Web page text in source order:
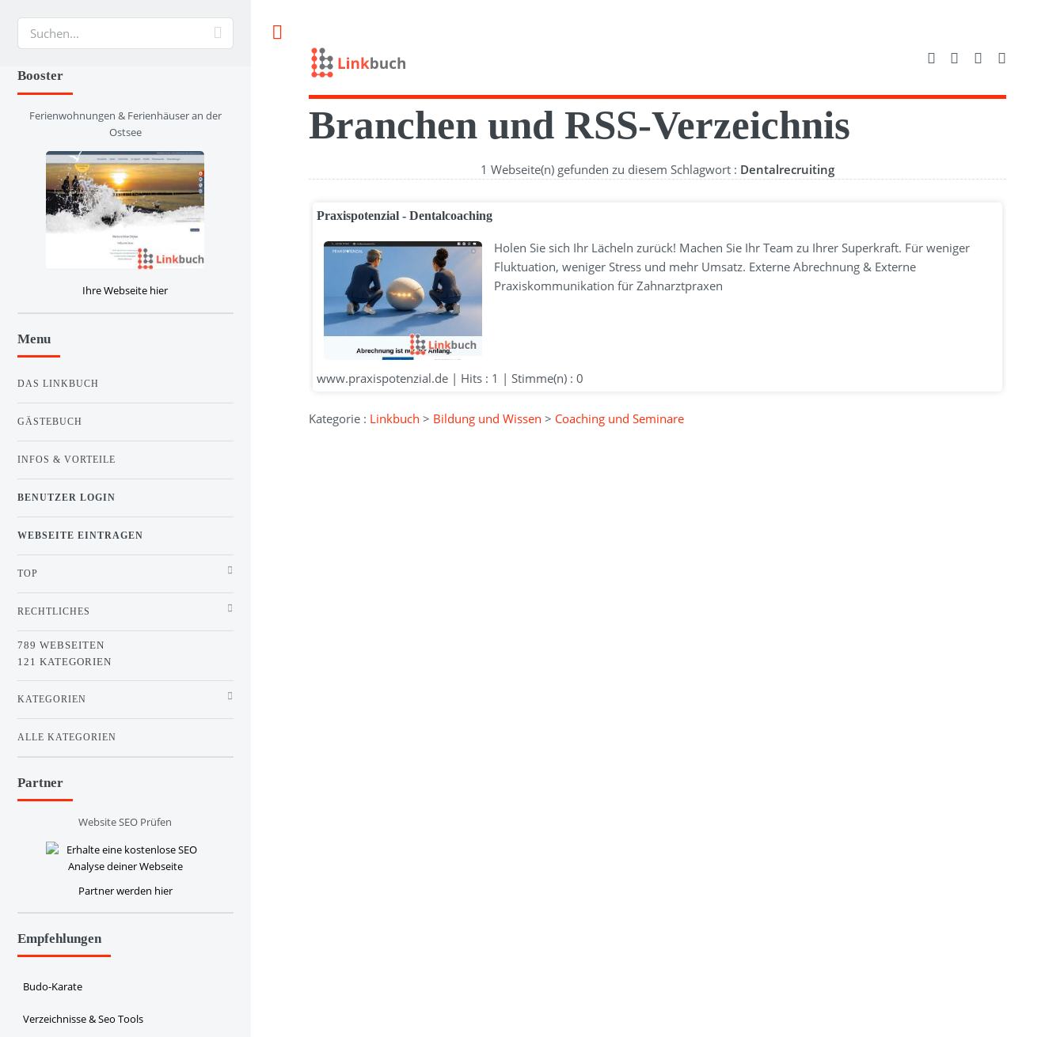
Branchen und RSS-Verzeichnis
1 Webseite(n) gefunden zu diesem Schlagwort : Dentalrecruiting
Praxispotenzial - Dentalcoaching
Holen Sie sich Ihr Lächeln zurück! Machen Sie Ihr Team zu Ihrer Superkraft. Für weniger
Fluktuation, weniger Stress und mehr Umsatz. Externe Abrechnung & Externe
Praxiskommunikation für Zahnarztpraxen
www.praxispotenzial.de | Hits : 1 | Stimme(n) : 0
Kategorie : Linkbuch > Bildung und Wissen > Coaching und Seminare
Booster
Ferienwohnungen & Ferienhäuser an der
Ostsee
Ihre Webseite hier
Menu
DAS LINKBUCH
GÄSTEBUCH
INFOS & VORTEILE
BENUTZER LOGIN
WEBSEITE EINTRAGEN
TOP
RECHTLICHES
789 WEBSEITEN
121 KATEGORIEN
KATEGORIEN
ALLE KATEGORIEN
Partner
Website SEO Prüfen
Partner werden hier
Empfehlungen
Budo-Karate
Verzeichnisse & Seo Tools